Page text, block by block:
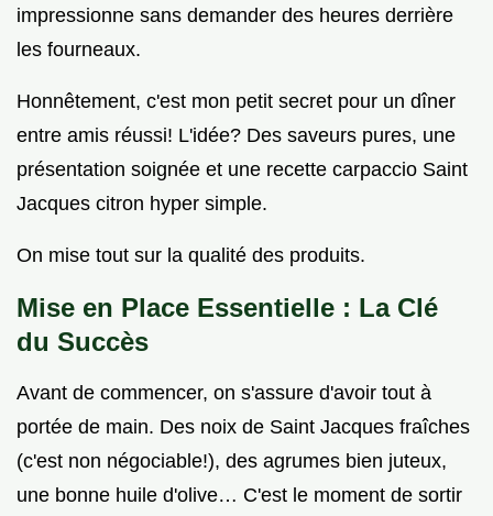
impressionne sans demander des heures derrière
les fourneaux.
Honnêtement, c'est mon petit secret pour un dîner
entre amis réussi! L'idée? Des saveurs pures, une
présentation soignée et une recette carpaccio Saint
Jacques citron hyper simple.
On mise tout sur la qualité des produits.
Mise en Place Essentielle : La Clé
du Succès
Avant de commencer, on s'assure d'avoir tout à
portée de main. Des noix de Saint Jacques fraîches
(c'est non négociable!), des agrumes bien juteux,
une bonne huile d'olive… C'est le moment de sortir